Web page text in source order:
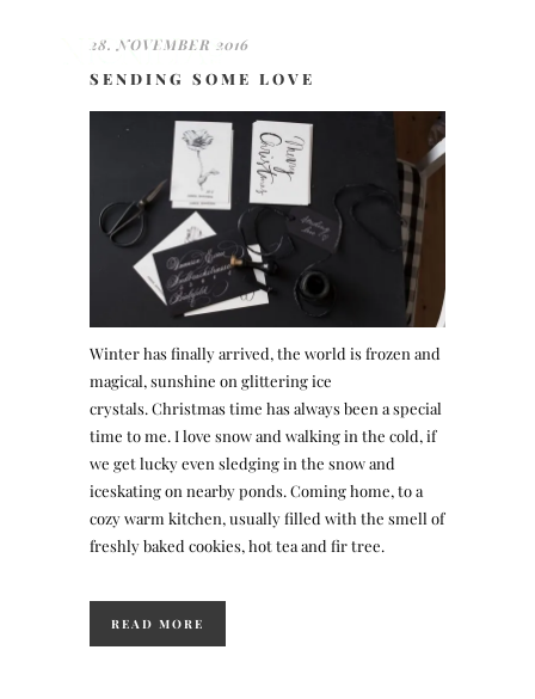
28. NOVEMBER 2016
SENDING SOME LOVE
Winter has finally arrived, the world is frozen and
magical, sunshine on glittering ice
crystals. Christmas time has always been a special
time to me. I love snow and walking in the cold, if
we get lucky even sledging in the snow and
iceskating on nearby ponds. Coming home, to a
cozy warm kitchen, usually filled with the smell of
freshly baked cookies, hot tea and fir tree.
READ MORE